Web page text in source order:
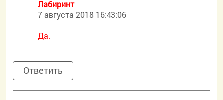
Лабиринт
7 августа 2018 16:43:06
Да.
Ответить